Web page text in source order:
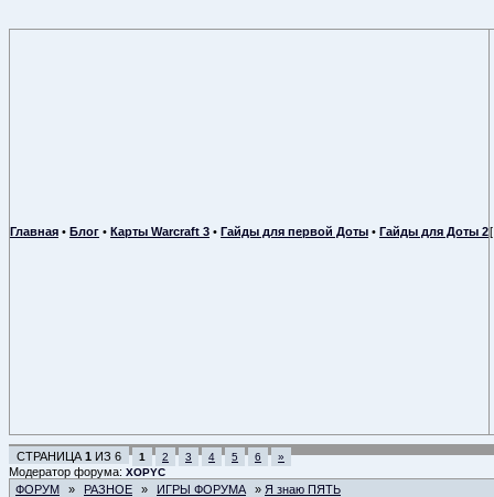
Главная • Блог • Карты Warcraft 3 • Гайды для первой Доты • Гайды для Доты 2
СТРАНИЦА 1 ИЗ 6 1 2 3 4 5 6 »
Модератор форума: XOPYC
ФОРУМ » РАЗНОЕ » ИГРЫ ФОРУМА » Я знаю ПЯТЬ